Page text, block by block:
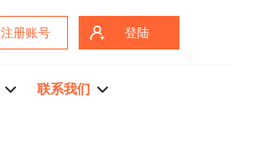
注册账号 登陆
联系我们